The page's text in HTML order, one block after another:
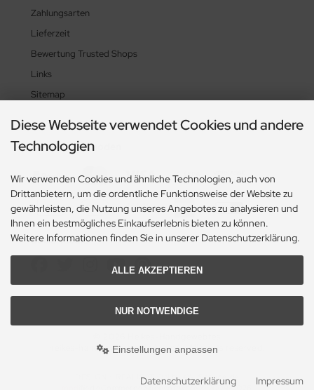
Zahlungsarten
Lieferzeit
Bewertung Trusted Shops
Links
Sitemap
Zahlungsmethoden
Social Media
heikes-handgewebtes.de/shop/ - All rights reserved.
DESIGN + REALISATION
by eW-Service.de
ified eCommerce Shopsoftware © 2009-2026
Diese Webseite verwendet Cookies und andere
Technologien
Wir verwenden Cookies und ähnliche Technologien, auch von
Drittanbietern, um die ordentliche Funktionsweise der Website zu
gewährleisten, die Nutzung unseres Angebotes zu analysieren und
Ihnen ein bestmögliches Einkaufserlebnis bieten zu können.
Weitere Informationen finden Sie in unserer Datenschutzerklärung.
ALLE AKZEPTIEREN
NUR NOTWENDIGE
Einstellungen anpassen
Datenschutzerklärung Impressum